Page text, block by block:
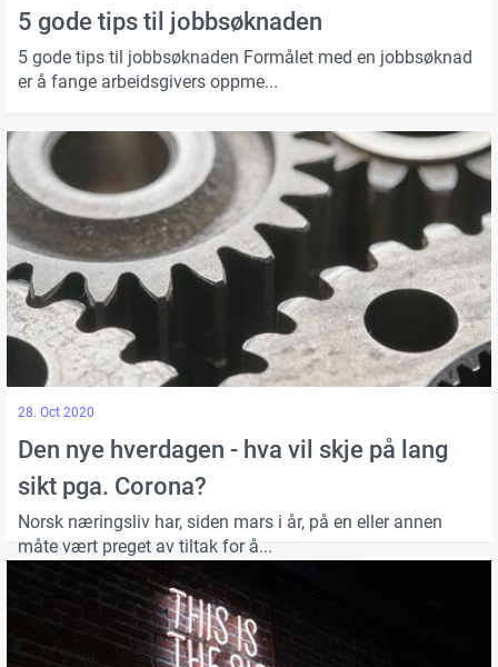
5 gode tips til jobbsøknaden
5 gode tips til jobbsøknaden Formålet med en jobbsøknad
er å fange arbeidsgivers oppme...
28. Oct 2020
Den nye hverdagen - hva vil skje på lang
sikt pga. Corona?
Norsk næringsliv har, siden mars i år, på en eller annen
måte vært preget av tiltak for å...